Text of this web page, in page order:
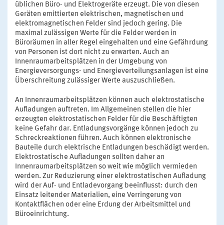
üblichen Büro- und Elektrogeräte erzeugt. Die von diesen
Geräten emittierten elektrischen, magnetischen und
elektromagnetischen Felder sind jedoch gering. Die
maximal zulässigen Werte für die Felder werden in
Büroräumen in aller Regel eingehalten und eine Gefährdung
von Personen ist dort nicht zu erwarten. Auch an
Innenraumarbeitsplätzen in der Umgebung von
Energieversorgungs- und Energieverteilungsanlagen ist eine
Überschreitung zulässiger Werte auszuschließen.
An Innenraumarbeitsplätzen können auch elektrostatische
Aufladungen auftreten. Im Allgemeinen stellen die hier
erzeugten elektrostatischen Felder für die Beschäftigten
keine Gefahr dar. Entladungsvorgänge können jedoch zu
Schreckreaktionen führen. Auch können elektronische
Bauteile durch elektrische Entladungen beschädigt werden.
Elektrostatische Aufladungen sollten daher an
Innenraumarbeitsplätzen so weit wie möglich vermieden
werden. Zur Reduzierung einer elektrostatischen Aufladung
wird der Auf- und Entladevorgang beeinflusst: durch den
Einsatz leitender Materialien, eine Verringerung von
Kontaktflächen oder eine Erdung der Arbeitsmittel und
Büroeinrichtung.